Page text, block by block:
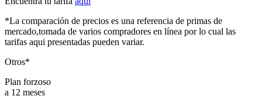
*La comparación de precios es una referencia de primas de
mercado,tomada de varios compradores en línea por lo cual las
tarifas aqui presentadas pueden variar.
Otros*
Plan forzoso
a 12 meses